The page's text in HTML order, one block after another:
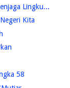
Lingku...
Kita
58